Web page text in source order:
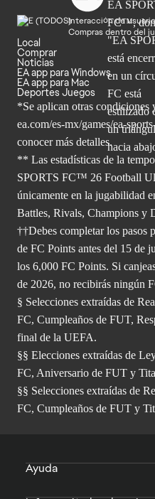
Interacción de
Compras dentro del
Local
Comprar
Noticias
EA app para Windows
EA app para Mac
Deportes Juegos
*Se aplican otras condiciones
ea.com/es-mx/games/ea-
conocer más detalles.
** Las estadísticas de la
SPORTS FC™ 26 Football
únicamente en la jugabilidad
Battles, Rivals, Champions y
††Debes completar los pasos
de FC Points antes del 15 de
los 6,000 FC Points. Si
de 2026, no recibirás ningún
§ Selecciones extraídas de
FC, Cumpleaños de FUT,
final de la UEFA.
§§ Elecciones extraídas de
FC, Aniversario de FUT y
§§ Selecciones extraídas de
FC, Cumpleaños de FUT y
Ayuda